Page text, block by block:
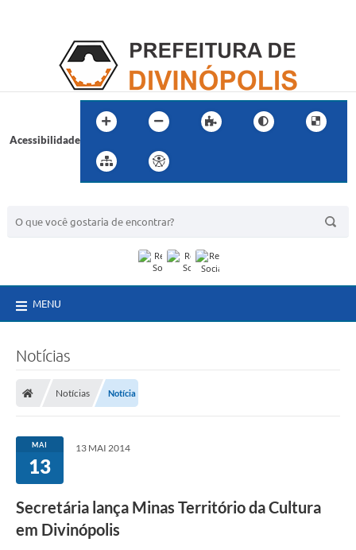
Acessibilidade
MENU
Notícias
Notícias Notícia
MAI
13
13 MAI 2014
Secretária lança Minas Território da Cultura
em Divinópolis